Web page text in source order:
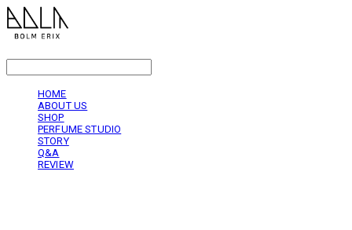
HOME
ABOUT US
SHOP
PERFUME STUDIO
STORY
Q&A
REVIEW